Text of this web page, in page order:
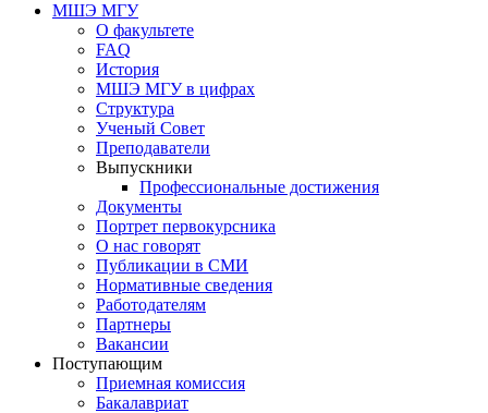
МШЭ МГУ
О факультете
FAQ
История
МШЭ МГУ в цифрах
Структура
Ученый Совет
Преподаватели
Выпускники
Профессиональные достижения
Документы
Портрет первокурсника
О нас говорят
Публикации в СМИ
Нормативные сведения
Работодателям
Партнеры
Вакансии
Поступающим
Приемная комиссия
Бакалавриат